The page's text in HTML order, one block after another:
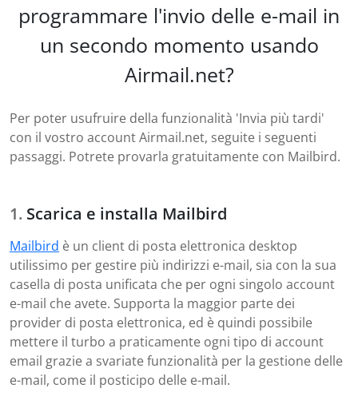
programmare l'invio delle e-mail in
un secondo momento usando
Airmail.net?
Per poter usufruire della funzionalità 'Invia più tardi'
con il vostro account Airmail.net, seguite i seguenti
passaggi. Potrete provarla gratuitamente con Mailbird.
Scarica e installa Mailbird
Mailbird è un client di posta elettronica desktop
utilissimo per gestire più indirizzi e-mail, sia con la sua
casella di posta unificata che per ogni singolo account
e-mail che avete. Supporta la maggior parte dei
provider di posta elettronica, ed è quindi possibile
mettere il turbo a praticamente ogni tipo di account
email grazie a svariate funzionalità per la gestione delle
e-mail, come il posticipo delle e-mail.